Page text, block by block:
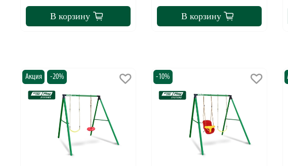
В корзину В корзину
Акция -20% -10%